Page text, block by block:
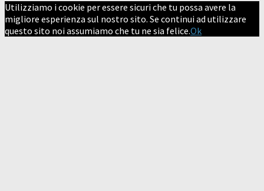
Utilizziamo i cookie per essere sicuri che tu possa avere la
migliore esperienza sul nostro sito. Se continui ad utilizzare
questo sito noi assumiamo che tu ne sia felice.Ok